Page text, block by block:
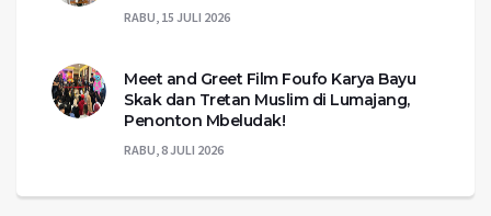
RABU, 15 JULI 2026
Meet and Greet Film Foufo Karya Bayu
Skak dan Tretan Muslim di Lumajang,
Penonton Mbeludak!
RABU, 8 JULI 2026